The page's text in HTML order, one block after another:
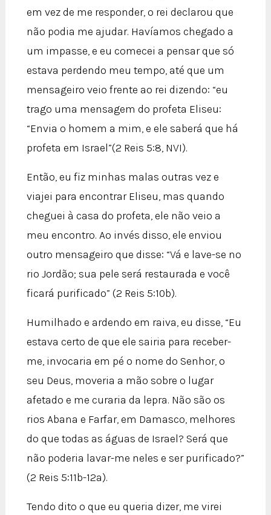
em vez de me responder, o rei declarou que
não podia me ajudar. Havíamos chegado a
um impasse, e eu comecei a pensar que só
estava perdendo meu tempo, até que um
mensageiro veio frente ao rei dizendo: “eu
trago uma mensagem do profeta Eliseu:
“Envia o homem a mim, e ele saberá que há
profeta em Israel”(2 Reis 5:8, NVI).
Então, eu fiz minhas malas outras vez e
viajei para encontrar Eliseu, mas quando
cheguei à casa do profeta, ele não veio a
meu encontro. Ao invés disso, ele enviou
outro mensageiro que disse: “Vá e lave-se no
rio Jordão; sua pele será restaurada e você
ficará purificado” (2 Reis 5:10b).
Humilhado e ardendo em raiva, eu disse, “Eu
estava certo de que ele sairia para receber-
me, invocaria em pé o nome do Senhor, o
seu Deus, moveria a mão sobre o lugar
afetado e me curaria da lepra. Não são os
rios Abana e Farfar, em Damasco, melhores
do que todas as águas de Israel? Será que
não poderia lavar-me neles e ser purificado?”
(2 Reis 5:11b-12a).
Tendo dito o que eu queria dizer, me virei